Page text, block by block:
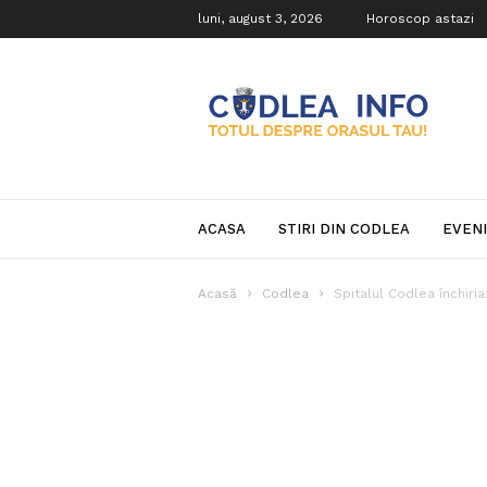
luni, august 3, 2026 Horoscop astazi
Info
ACASA STIRI DIN CODLEA
Acasă Codlea Spitalul Codlea